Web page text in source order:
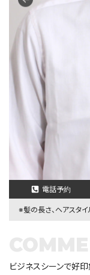
電話予約
※髪の長さ、ヘアスタイ
ビジネスシーンで好